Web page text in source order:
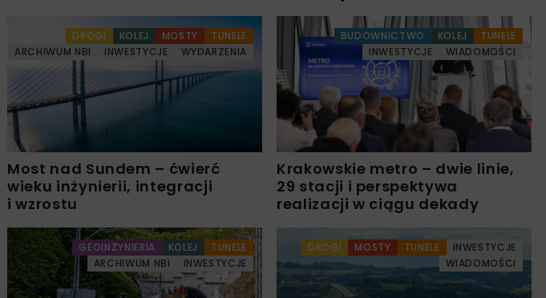
DROGI KOLEJ MOSTY
TUNELE
ARCHIWUM NBI
INWESTYCJE WYDARZENIA
Most nad Sundem – ćwierć
wieku inżynierii, integracji
i wzrostu
BUDOWNICTWO KOLEJ
TUNELE
INWESTYCJE
WIADOMOŚCI
Krakowskie metro – dwie linie,
29 stacji i perspektywa
realizacji w ciągu dekady
GEOINŻYNIERIA KOLEJ
TUNELE
ARCHIWUM NBI
INWESTYCJE
DROGI MOSTY TUNELE
INWESTYCJE
WIADOMOŚCI